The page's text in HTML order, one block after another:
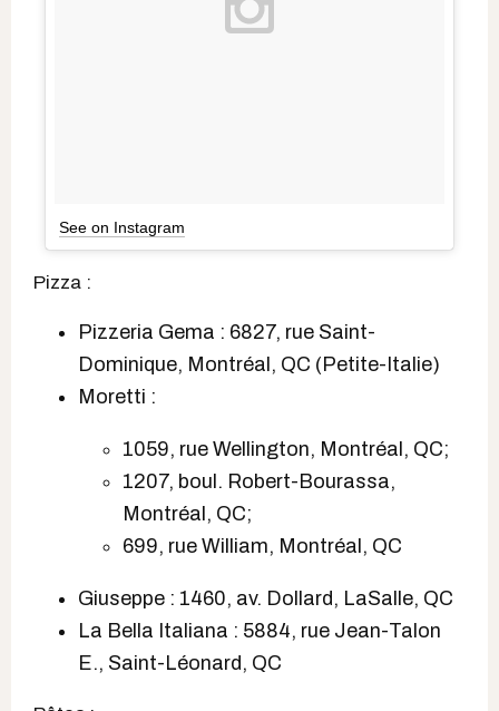
See on Instagram
Pizza :
Pizzeria Gema : 6827, rue Saint-
Dominique, Montréal, QC (Petite-Italie)
Moretti :
1059, rue Wellington, Montréal, QC;
1207, boul. Robert-Bourassa,
Montréal, QC;
699, rue William, Montréal, QC
Giuseppe : 1460, av. Dollard, LaSalle, QC
La Bella Italiana : 5884, rue Jean-Talon
E., Saint-Léonard, QC